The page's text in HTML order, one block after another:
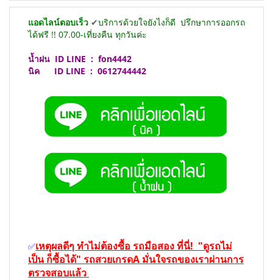
แอดไลน์ตอบเร็ว ✔บริการด้วยใจยังไงก็ดี ปรึกษาการออกรถ
ได้ฟรี !! 07.00-เที่ยงคืน ทุกวันค่ะ
น้ำฝน ID LINE : fon4442
นิค ID LINE : 0612744442
✅เหตุผลดีๆ ทำไม่ต้องซื้อ รถมือสอง ที่นี่! "ดูรถไม่
เป็น ก็ซื้อได้" รถสวยเกรดA มั่นใจรถของเราผ่านการ
ตรวจสอบแล้ว